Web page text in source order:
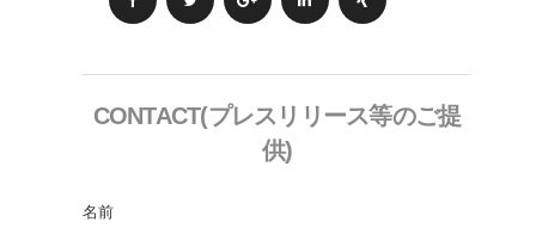
CONTACT(プレスリリース等のご提
供)
名前